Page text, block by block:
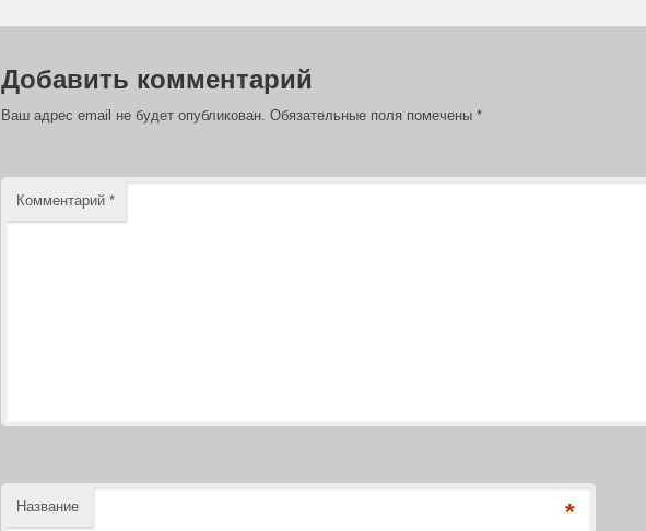
Добавить комментарий
Ваш адрес email не будет опубликован. Обязательные поля помечены *
Комментарий *
Название *